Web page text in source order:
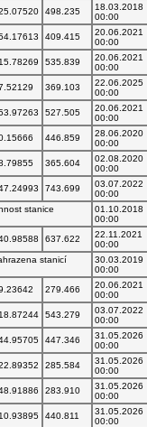
498.235
18.03.2018
00:00
409.415
20.06.2021
00:00
15.78269 535.839
20.06.2021
00:00
369.103
22.06.2025
00:00
527.505
20.06.2021
00:00
446.859
28.06.2020
00:00
365.604
02.08.2020
00:00
743.699
03.07.2022
00:00
stanice
01.10.2018
00:00
637.622
22.11.2021
00:00
stanicí
30.03.2019
00:00
279.466
20.06.2021
00:00
18.87244 543.279
03.07.2022
00:00
447.346
31.05.2026
00:00
285.584
31.05.2026
00:00
283.910
31.05.2026
00:00
10.93895 440.811
31.05.2026
00:00